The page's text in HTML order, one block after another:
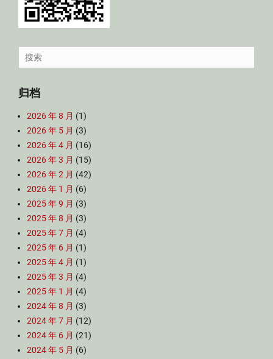
Search
for:
归档
2026 年 8 月 (1)
2026 年 5 月 (3)
2026 年 4 月 (16)
2026 年 3 月 (15)
2026 年 2 月 (42)
2026 年 1 月 (6)
2025 年 9 月 (3)
2025 年 8 月 (3)
2025 年 7 月 (4)
2025 年 6 月 (1)
2025 年 4 月 (1)
2025 年 3 月 (4)
2025 年 1 月 (4)
2024 年 8 月 (3)
2024 年 7 月 (12)
2024 年 6 月 (21)
2024 年 5 月 (6)